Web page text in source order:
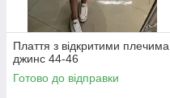
Плаття з відкритими плечима
джинс 44-46
Готово до відправки